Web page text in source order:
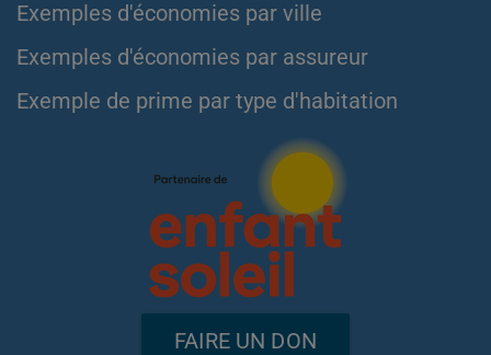
Exemples d'économies par ville
Exemples d'économies par assureur
Exemple de prime par type d'habitation
FAIRE UN DON